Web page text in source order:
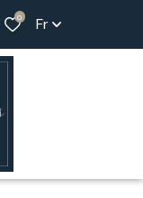
0 Fr